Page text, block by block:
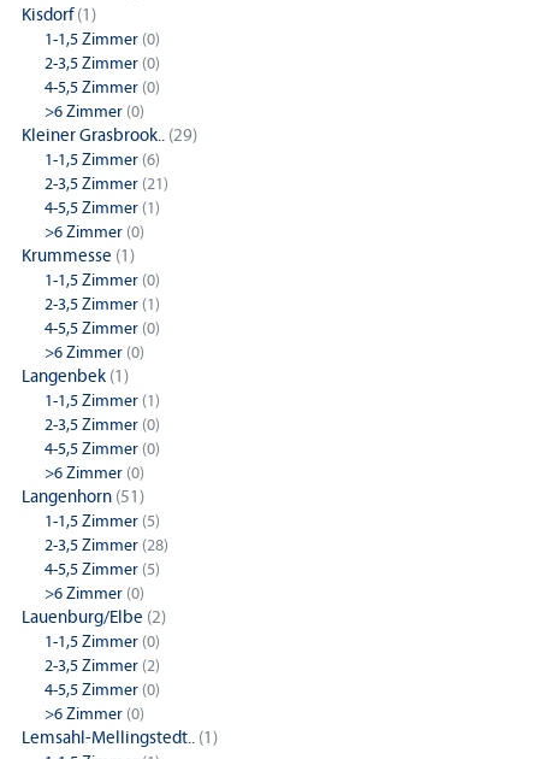
Kisdorf(1)
1-1,5 Zimmer (0)
2-3,5 Zimmer (0)
4-5,5 Zimmer (0)
>6 Zimmer (0)
Kleiner Grasbrook.. (29)
1-1,5 Zimmer (6)
2-3,5 Zimmer (21)
4-5,5 Zimmer (1)
>6 Zimmer (0)
Krummesse (1)
1-1,5 Zimmer (0)
2-3,5 Zimmer (1)
4-5,5 Zimmer (0)
>6 Zimmer (0)
Langenbek (1)
1-1,5 Zimmer (1)
2-3,5 Zimmer (0)
4-5,5 Zimmer (0)
>6 Zimmer (0)
Langenhorn (51)
1-1,5 Zimmer (5)
2-3,5 Zimmer (28)
4-5,5 Zimmer (5)
>6 Zimmer (0)
Lauenburg/Elbe (2)
1-1,5 Zimmer (0)
2-3,5 Zimmer (2)
4-5,5 Zimmer (0)
>6 Zimmer (0)
Lemsahl-Mellingstedt.. (1)